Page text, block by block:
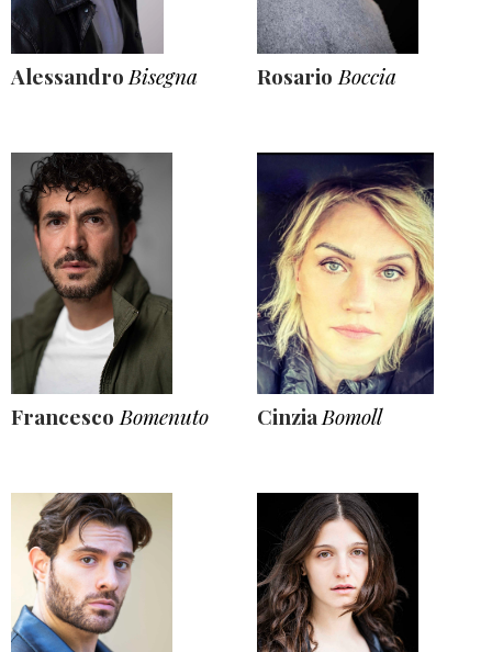
Alessandro Bisegna Rosario Boccia
Francesco Bomenuto Cinzia Bomoll